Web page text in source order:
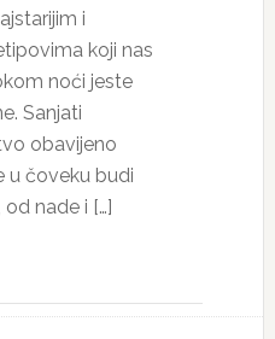
i
koji nas
noći jeste
Sanjati
obavijeno
u čoveku budi
nade i […]